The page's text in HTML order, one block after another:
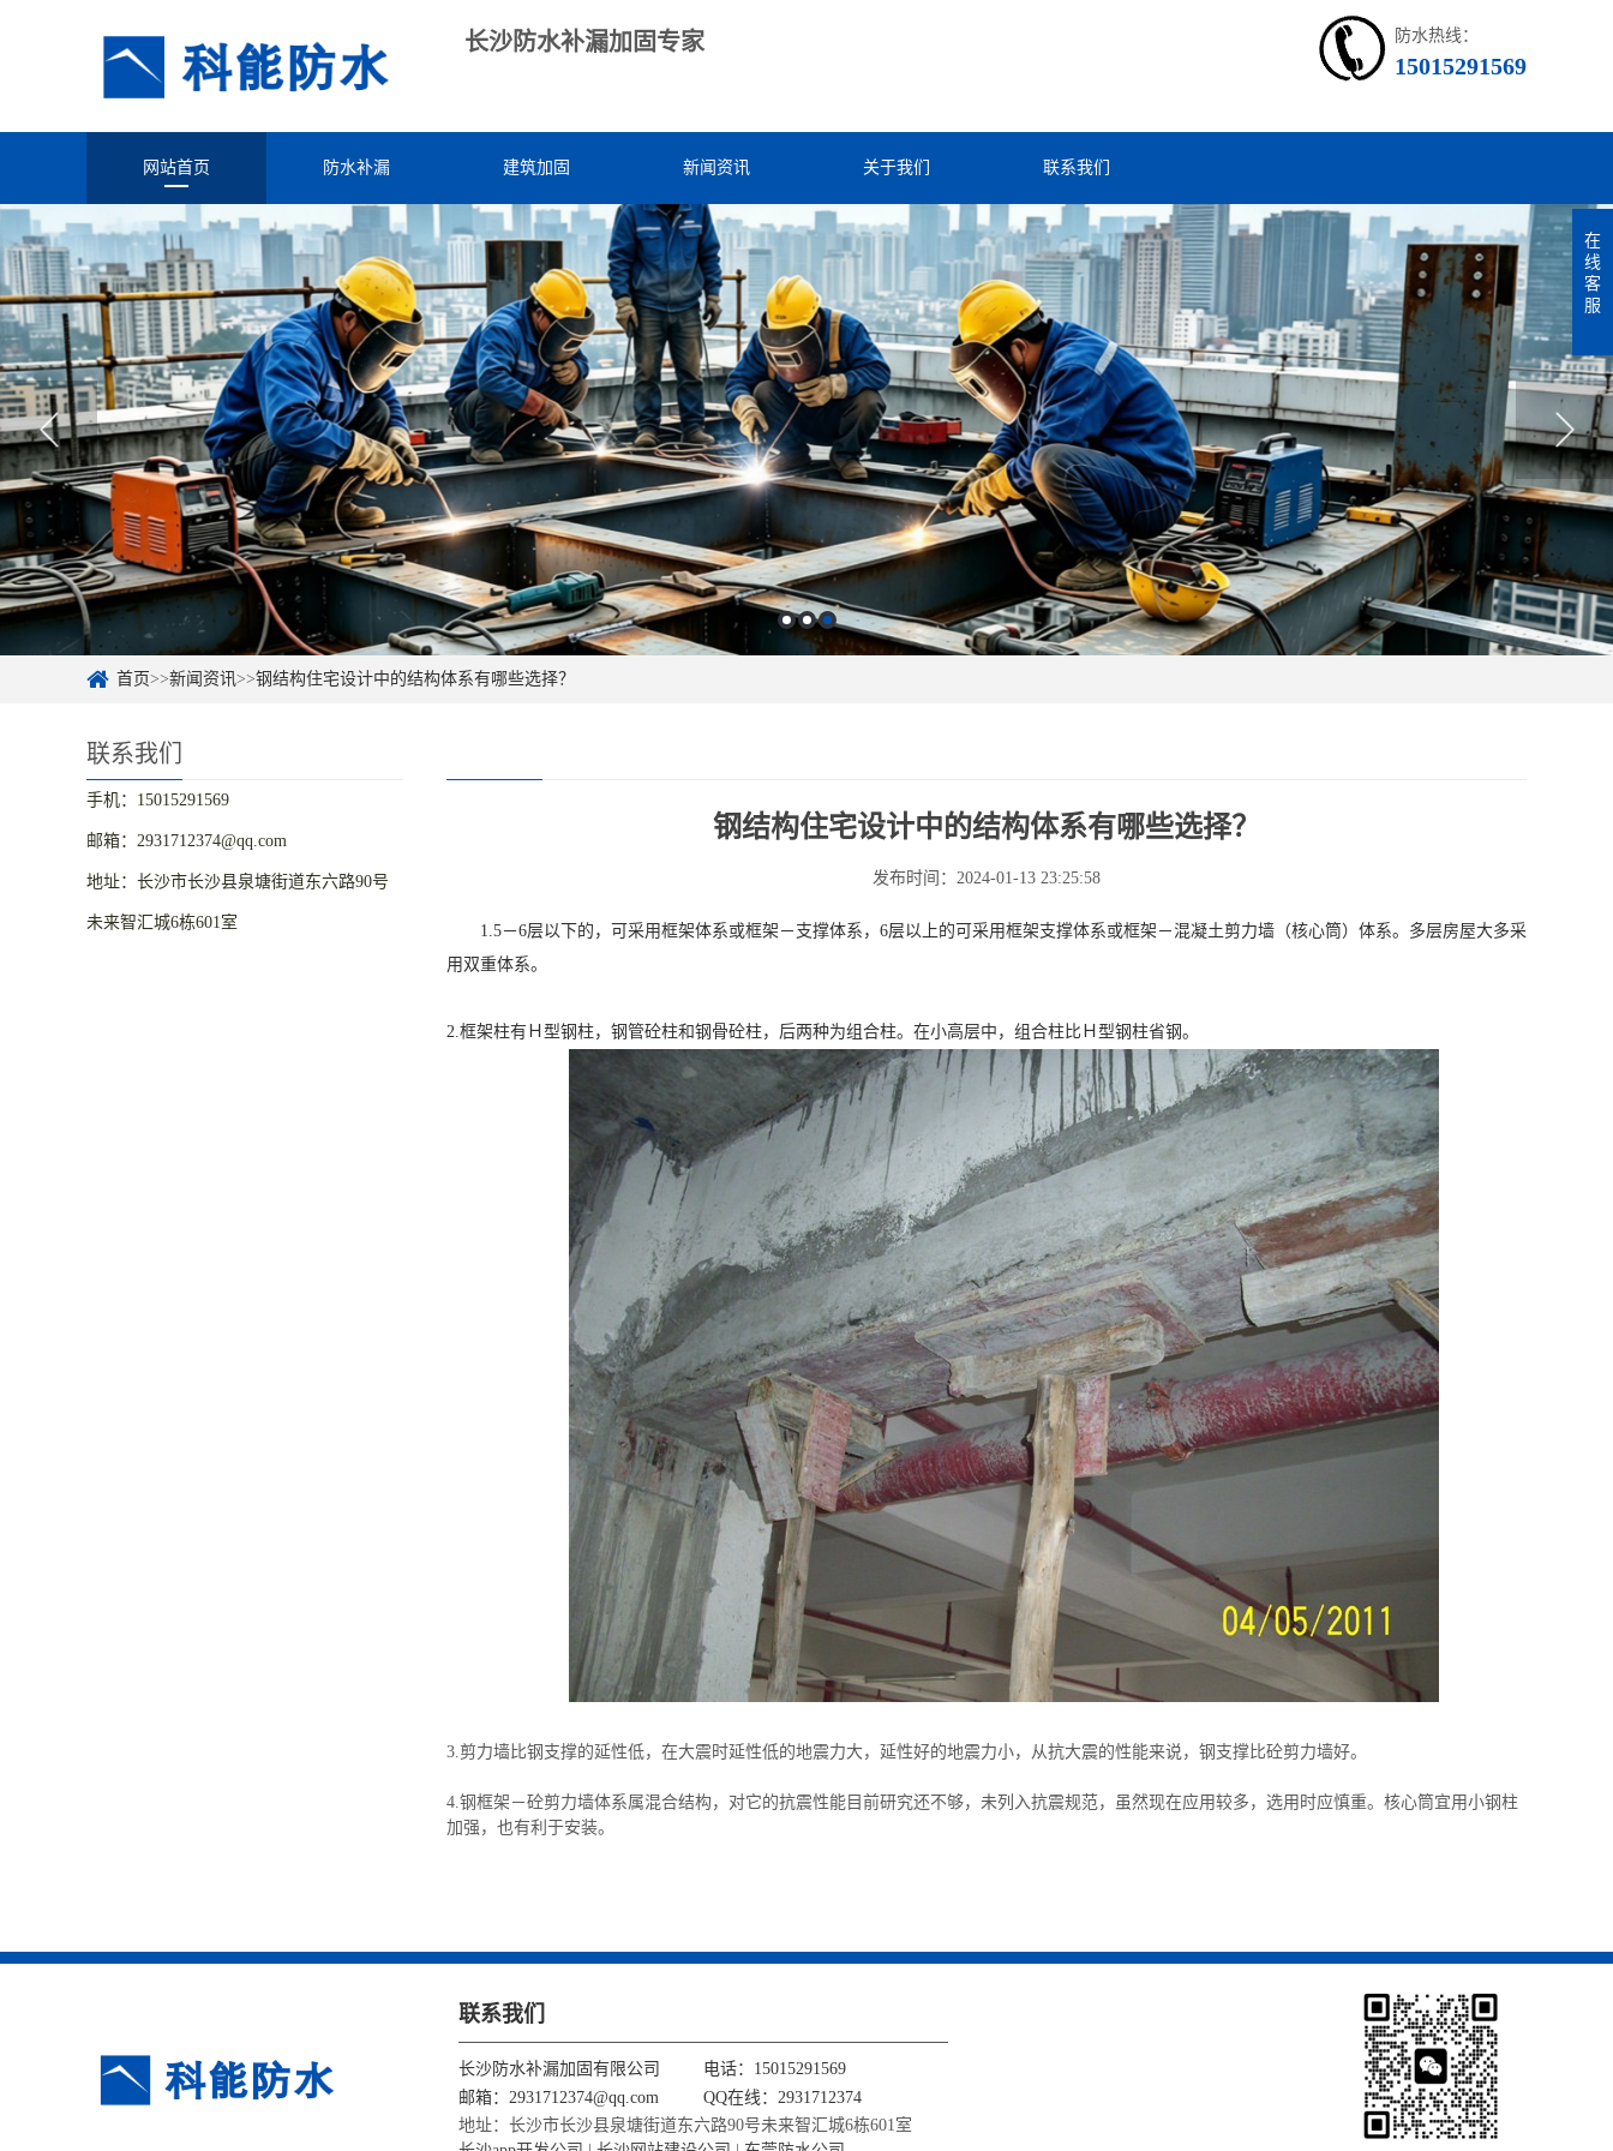
长沙防水补漏加固专家 防水热线：
15015291569
网站首页 防水补漏 建筑加固 新闻资讯 关于我们 联系我们
电话：15015291569 叶工
首页>>新闻资讯>>钢结构住宅设计中的结构体系有哪些选择？
联系我们
手机：15015291569
邮箱：2931712374@qq.com
地址：长沙市长沙县泉塘街道东六路90号
未来智汇城6栋601室
钢结构住宅设计中的结构体系有哪些选择？
发布时间：2024-01-13 23:25:58
1.5－6层以下的，可采用框架体系或框架－支撑体系，6层以上的可采用框架支撑体系或框架－混凝土剪力墙（核心筒）体系。多层房屋大多采
用双重体系。
2.框架柱有Ｈ型钢柱，钢管砼柱和钢骨砼柱，后两种为组合柱。在小高层中，组合柱比Ｈ型钢柱省钢。
3.剪力墙比钢支撑的延性低，在大震时延性低的地震力大，延性好的地震力小，从抗大震的性能来说，钢支撑比砼剪力墙好。
4.钢框架－砼剪力墙体系属混合结构，对它的抗震性能目前研究还不够，未列入抗震规范，虽然现在应用较多，选用时应慎重。核心筒宜用小钢柱
加强，也有利于安装。
联系我们
长沙防水补漏加固有限公司
电话：15015291569
邮箱：2931712374@qq.com
QQ在线：2931712374
地址：长沙市长沙县泉塘街道东六路90号未来智汇城6栋601室
在
线
客
服